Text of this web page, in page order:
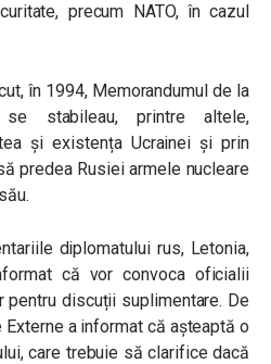
precum NATO, în cazul
în 1994, Memorandumul de la
stabileau, printre altele,
și existența Ucrainei și prin
predea Rusiei armele nucleare
diplomatului rus, Letonia,
că vor convoca oficialii
discuții suplimentare. De
a informat că așteaptă o
care trebuie să clarifice dacă